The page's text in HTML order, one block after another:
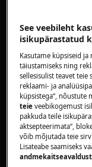
Pange tähele,
tagajärjed, kui
Kuidas
Tööriistad:
6 × 300
2 × 100
See veebileht
isikupärastatud
Kasutame küpsiseid
täiustamiseks ning
sellesisulist teavet teie
reklaami- ja
küpsistega“, nõustute
teie veebikogemust
pakkuda teile
aktsepteerimata“,
võib mõjutada teie
Lisateabe saamiseks
andmekaitseavaldust